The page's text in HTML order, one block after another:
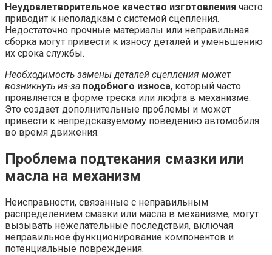
Неудовлетворительное качество изготовления часто
приводит к неполадкам с системой сцепления.
Недостаточно прочные материалы или неправильная
сборка могут привести к износу деталей и уменьшению
их срока службы.
Необходимость замены деталей сцепления может
возникнуть из-за подобного износа, который часто
проявляется в форме треска или люфта в механизме.
Это создает дополнительные проблемы и может
привести к непредсказуемому поведению автомобиля
во время движения.
Проблема подтекания смазки или
масла на механизм
Неисправности, связанные с неправильным
распределением смазки или масла в механизме, могут
вызывать нежелательные последствия, включая
неправильное функционирование компонентов и
потенциальные повреждения.